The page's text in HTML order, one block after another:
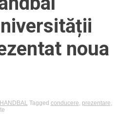
noua
HANDBAL Tagged conducere prezentare